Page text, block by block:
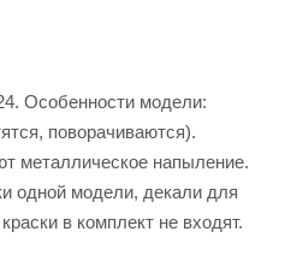
Особенности модели:
поворачиваются).
металлическое напыление.
одной модели, декали для
в комплект не входят.